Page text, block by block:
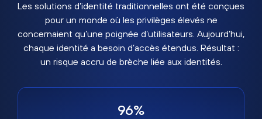
Les solutions d’identité traditionnelles ont été conçues
pour un monde où les privilèges élevés ne
concernaient qu’une poignée d’utilisateurs. Aujourd’hui,
chaque identité a besoin d’accès étendus. Résultat :
un risque accru de brèche liée aux identités.
96%